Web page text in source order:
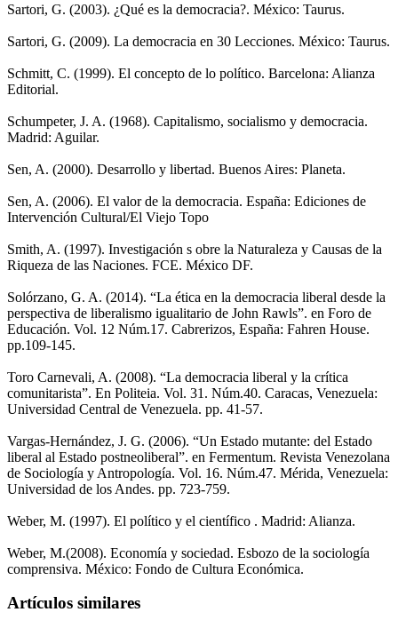
Sartori, G. (2003). ¿Qué es la democracia?. México: Taurus.
Sartori, G. (2009). La democracia en 30 Lecciones. México: Taurus.
Schmitt, C. (1999). El concepto de lo político. Barcelona: Alianza
Editorial.
Schumpeter, J. A. (1968). Capitalismo, socialismo y democracia.
Madrid: Aguilar.
Sen, A. (2000). Desarrollo y libertad. Buenos Aires: Planeta.
Sen, A. (2006). El valor de la democracia. España: Ediciones de
Intervención Cultural/El Viejo Topo
Smith, A. (1997). Investigación s obre la Naturaleza y Causas de la
Riqueza de las Naciones. FCE. México DF.
Solórzano, G. A. (2014). “La ética en la democracia liberal desde la
perspectiva de liberalismo igualitario de John Rawls”. en Foro de
Educación. Vol. 12 Núm.17. Cabrerizos, España: Fahren House.
pp.109-145.
Toro Carnevali, A. (2008). “La democracia liberal y la crítica
comunitarista”. En Politeia. Vol. 31. Núm.40. Caracas, Venezuela:
Universidad Central de Venezuela. pp. 41-57.
Vargas-Hernández, J. G. (2006). “Un Estado mutante: del Estado
liberal al Estado postneoliberal”. en Fermentum. Revista Venezolana
de Sociología y Antropología. Vol. 16. Núm.47. Mérida, Venezuela:
Universidad de los Andes. pp. 723-759.
Weber, M. (1997). El político y el científico . Madrid: Alianza.
Weber, M.(2008). Economía y sociedad. Esbozo de la sociología
comprensiva. México: Fondo de Cultura Económica.
Artículos similares